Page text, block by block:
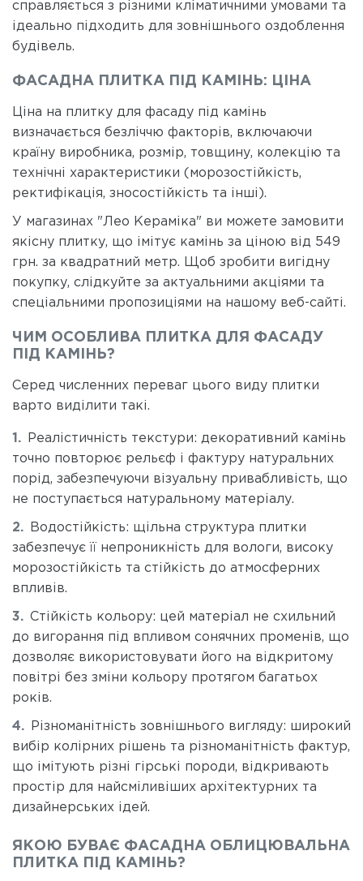
справляється з різними кліматичними умовами та
ідеально підходить для зовнішнього оздоблення
будівель.
ФАСАДНА ПЛИТКА ПІД КАМІНЬ: ЦІНА
Ціна на плитку для фасаду під камінь
визначається безліччю факторів, включаючи
країну виробника, розмір, товщину, колекцію та
технічні характеристики (морозостійкість,
ректифікація, зносостійкість та інші).
У магазинах "Лео Кераміка" ви можете замовити
якісну плитку, що імітує камінь за ціною від 549
грн. за квадратний метр. Щоб зробити вигідну
покупку, слідкуйте за актуальними акціями та
спеціальними пропозиціями на нашому веб-сайті.
ЧИМ ОСОБЛИВА ПЛИТКА ДЛЯ ФАСАДУ
ПІД КАМІНЬ?
Серед численних переваг цього виду плитки
варто виділити такі.
Реалістичність текстури: декоративний камінь
точно повторює рельєф і фактуру натуральних
порід, забезпечуючи візуальну привабливість, що
не поступається натуральному матеріалу.
Водостійкість: щільна структура плитки
забезпечує її непроникність для вологи, високу
морозостійкість та стійкість до атмосферних
впливів.
Стійкість кольору: цей матеріал не схильний
до вигорання під впливом сонячних променів, що
дозволяє використовувати його на відкритому
повітрі без зміни кольору протягом багатьох
років.
Різноманітність зовнішнього вигляду: широкий
вибір колірних рішень та різноманітність фактур,
що імітують різні гірські породи, відкривають
простір для найсміливіших архітектурних та
дизайнерських ідей.
ЯКОЮ БУВАЄ ФАСАДНА ОБЛИЦЮВАЛЬНА
ПЛИТКА ПІД КАМІНЬ?